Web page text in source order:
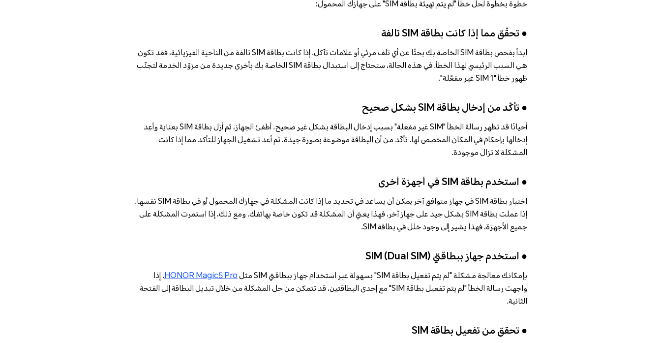
خطوة بخطوة لحل خطأ "لم يتم تهيئة بطاقة SIM" على جهازك المحمول:
● تحقّق مما إذا كانت بطاقة SIM تالفة
ابدأ بفحص بطاقة SIM الخاصة بك بحثًا عن أي تلف مرئي أو علامات تآكل. إذا كانت بطاقة SIM تالفة من الناحية الفيزيائية، فقد تكون
هي السبب الرئيسي لهذا الخطأ. في هذه الحالة، ستحتاج إلى استبدال بطاقة SIM الخاصة بك بأخرى جديدة من مزوّد الخدمة لتجنّب
ظهور خطأ "SIM 1 غير مفعّلة".
● تأكّد من إدخال بطاقة SIM بشكل صحيح
أحيانًا قد تظهر رسالة الخطأ "SIM غير مفعلة" بسبب إدخال البطاقة بشكل غير صحيح. أطفئ الجهاز، ثم أزل بطاقة SIM بعناية وأعِد
إدخالها بإحكام في المكان المخصص لها. تأكّد من أن البطاقة موضوعة بصورة جيدة، ثم أعد تشغيل الجهاز للتأكد مما إذا كانت
المشكلة لا تزال موجودة.
● استخدم بطاقة SIM في أجهزة أخرى
اختبار بطاقة SIM في جهاز متوافق آخر يمكن أن يساعد في تحديد ما إذا كانت المشكلة في جهازك المحمول أو في بطاقة SIM نفسها.
إذا عملت بطاقة SIM بشكل جيد على جهاز آخر، فهذا يعني أن المشكلة قد تكون خاصة بهاتفك. ومع ذلك، إذا استمرت المشكلة على
جميع الأجهزة، فهذا يشير إلى وجود خلل في بطاقة SIM.
● استخدم جهاز ببطاقتي SIM (Dual SIM)
بإمكانك معالجة مشكلة "لم يتم تفعيل بطاقة SIM" بسهولة عبر استخدام جهاز ببطاقتي SIM مثل HONOR Magic5 Pro. إذا
واجهت رسالة الخطأ "لم يتم تفعيل بطاقة SIM" مع إحدى البطاقتين، قد تتمكن من حل المشكلة من خلال تبديل البطاقة إلى الفتحة
الثانية.
● تحقق من تفعيل بطاقة SIM